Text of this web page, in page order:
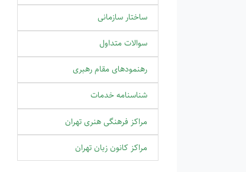
ساختار سازمانی
سوالات متداول
رهنمودهای مقام رهبری
شناسنامه خدمات
مراکز فرهنگی هنری تهران
مراکز کانون زبان تهران